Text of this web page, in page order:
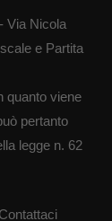
Via Nicola
e Partita
quanto viene
pertanto
legge n. 62
Contattaci